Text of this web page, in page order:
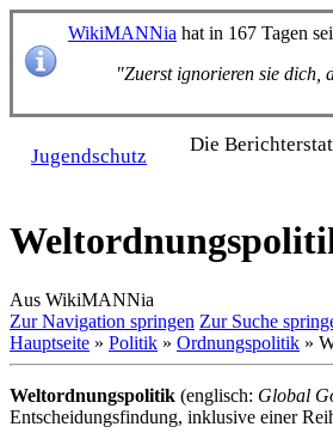
WikiMANNia hat in 167 Tagen
"Zuerst ignorieren sie dich,
Jugendschutz
Die
Aus WikiMANNia
Zur Navigation springen Zur Suche
Hauptseite » Politik » Ordnungspolitik »
Weltordnungspolitik (englisch: Global
Entscheidungs­findung, inklusive einer